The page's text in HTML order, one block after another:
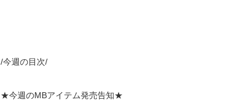
/今週の目次/
★今週のMBアイテム発売告知★